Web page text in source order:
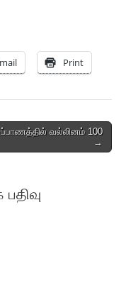
Print
வல்லினம் 100
→